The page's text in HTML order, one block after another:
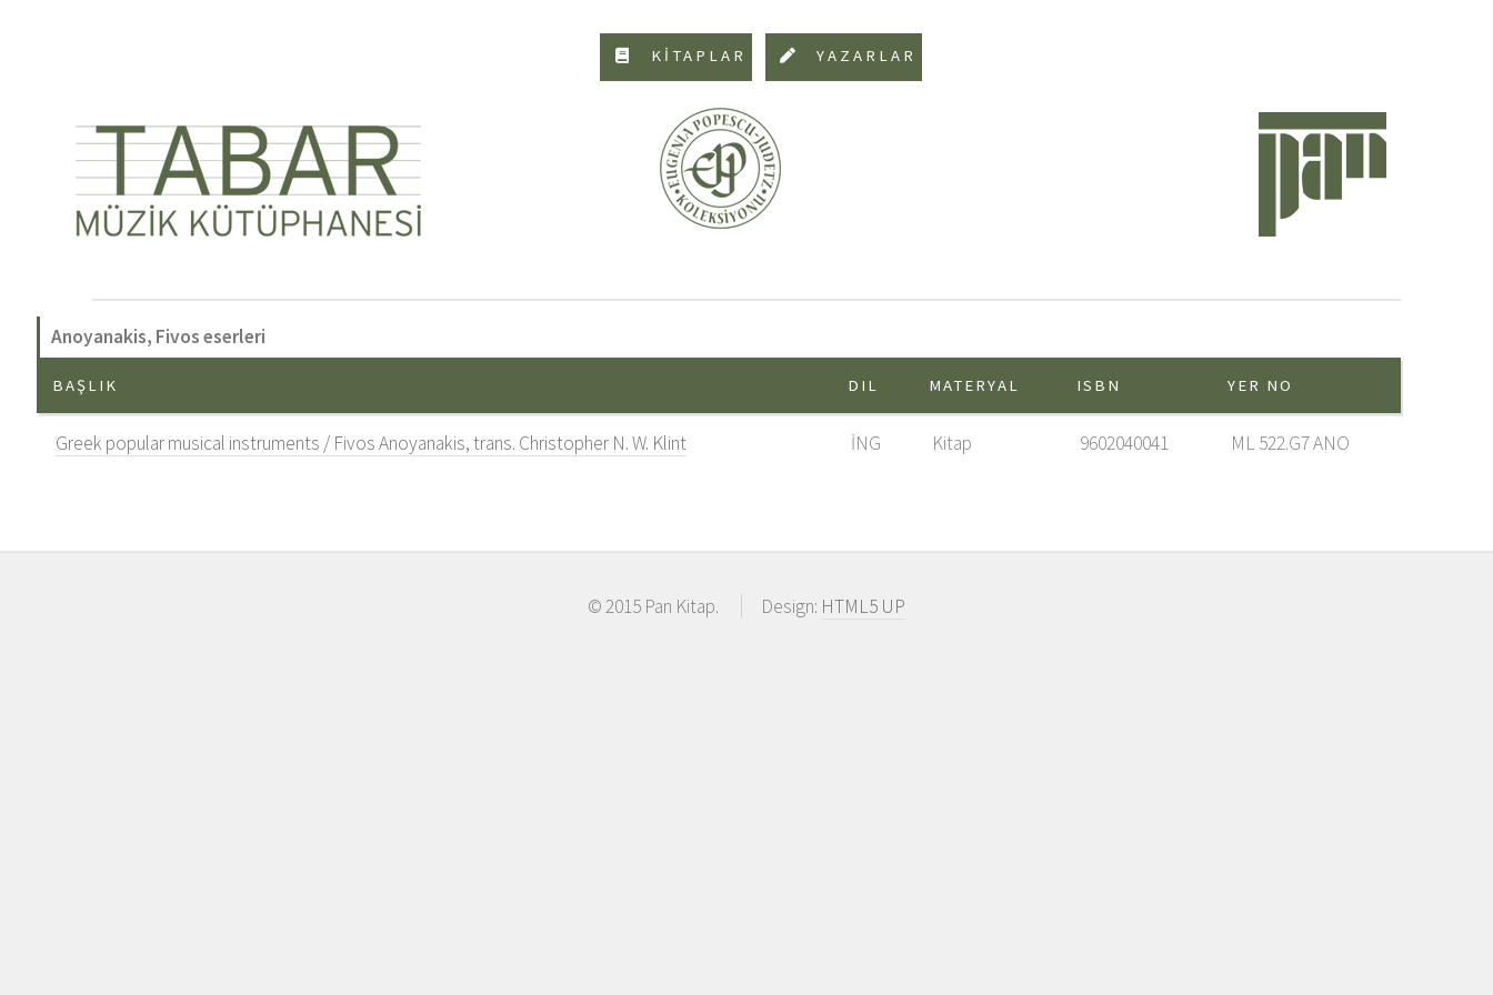
KİTAPLAR YAZARLAR
Anoyanakis, Fivos eserleri
BAŞLIK DIL MATERYAL ISBN YER NO
Greek popular musical instruments / Fivos Anoyanakis, trans. Christopher N. W. Klint İNG Kitap 9602040041 ML 522.G7 ANO
© 2015 Pan Kitap. Design: HTML5 UP